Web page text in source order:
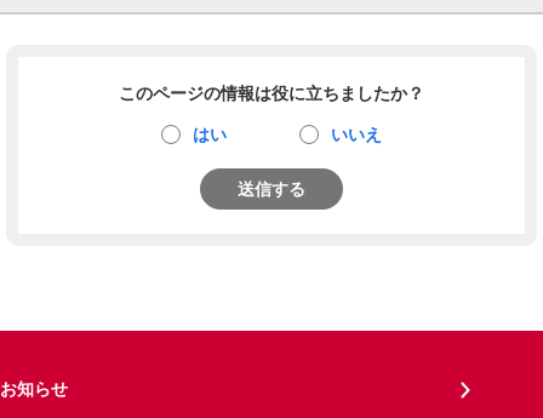
このページの情報は役に立ちましたか？
はい いいえ
送信する
お知らせ